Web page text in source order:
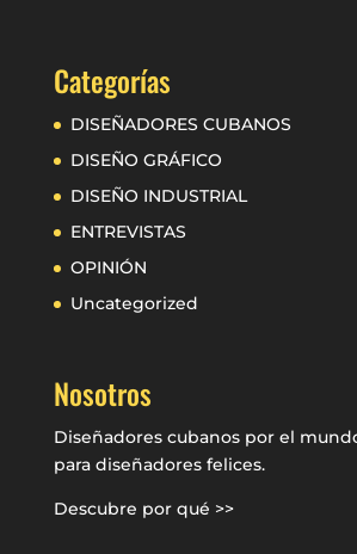
Categorías
DISEÑADORES CUBANOS
DISEÑO GRÁFICO
DISEÑO INDUSTRIAL
ENTREVISTAS
OPINIÓN
Uncategorized
Nosotros
Diseñadores cubanos por el
para diseñadores felices.
Descubre por qué >>